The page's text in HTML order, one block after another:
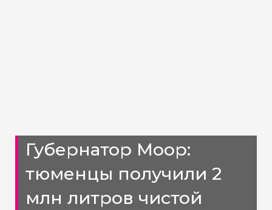
Губернатор Моор:
тюменцы получили 2
млн литров чистой